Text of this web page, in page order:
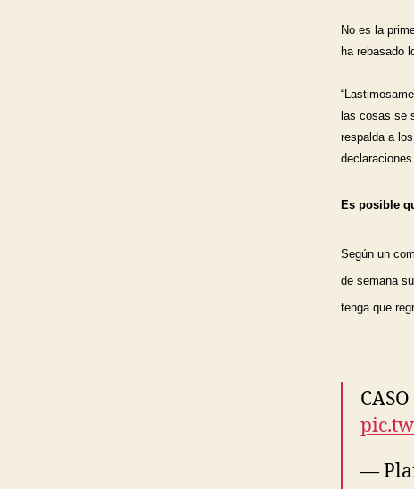
No es la
ha rebasado
las cosas se
respalda a
Es posible
Según un
de semana
tenga que
—